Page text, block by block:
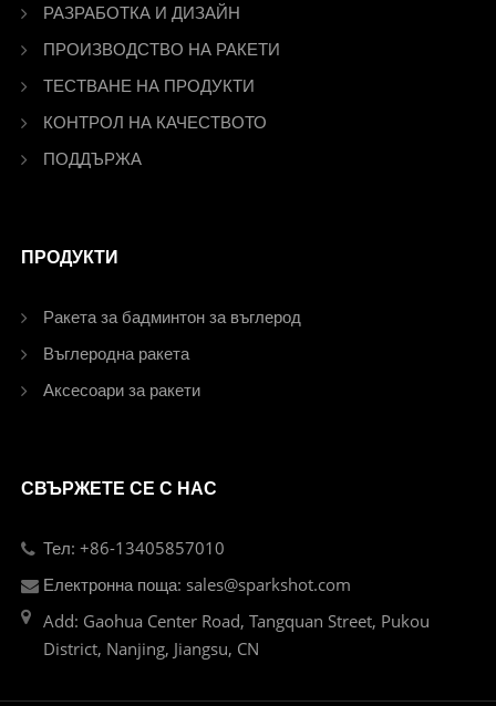
РАЗРАБОТКА И ДИЗАЙН
ПРОИЗВОДСТВО НА РАКЕТИ
ТЕСТВАНЕ НА ПРОДУКТИ
КОНТРОЛ НА КАЧЕСТВОТО
ПОДДЪРЖА
ПРОДУКТИ
Ракета за бадминтон за въглерод
Въглеродна ракета
Аксесоари за ракети
СВЪРЖЕТЕ СЕ С НАС
Тел: +86-13405857010
Електронна поща: sales@sparkshot.com
Add: Gaohua Center Road, Tangquan Street, Pukou
District, Nanjing, Jiangsu, CN